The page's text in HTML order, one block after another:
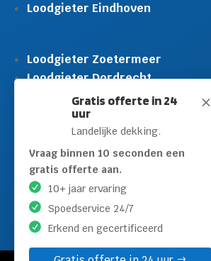
M
Gratis offerte in 24
uur
Landelijke dekking.
Vraag binnen 10 seconden een
gratis offerte aan.
10+ jaar ervaring
Spoedservice 24/7
Erkend en gecertificeerd
Loodgieter Eindhoven
Loodgieter Zoetermeer
Loodgieter Dordrecht
Loodgieter Rijswijk
Loodgieter Schiedam
Loodgieter Leidschendam
Loodgieter Hilversum